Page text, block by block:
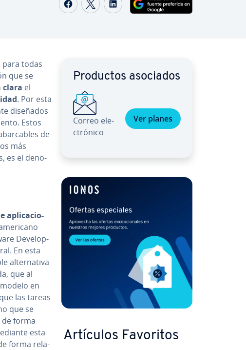
todas
que se
clara el
. Por esta
diseñados
Estos
de­
más
es el de­no­
apli­ca­cio­
De­ve­lo­p­
En esta
al­te­r­na­ti­va
que al
en
las tareas
que se
de forma
esta
forma re­la­
Productos asociados
Correo ele­
c­tró­ni­co
Ver planes
Artículos Favoritos